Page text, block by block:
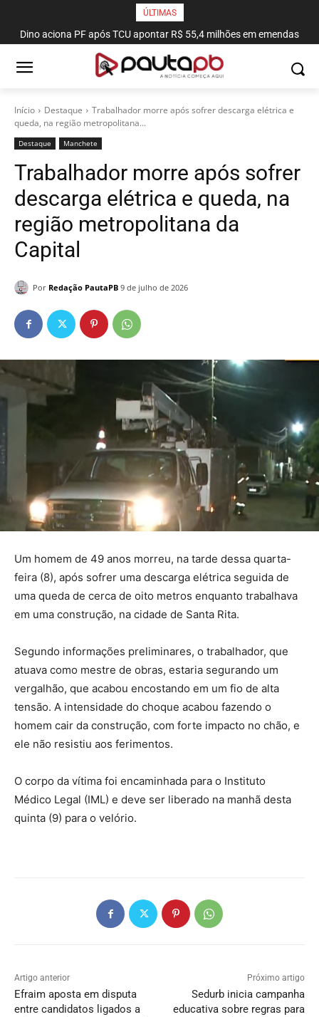
ÚLTIMAS
Dino aciona PF após TCU apontar R$ 55,4 milhões em emendas
suspeitas
MPPB obtém liminar para garantir adequação do sistema de
combate a incêndio do Espaço Cultural
Início Destaque
Trabalhador morre após sofrer descarga elétrica e
queda, na região metropolitana...
Destaque Manchete
Trabalhador morre após sofrer
descarga elétrica e queda, na
região metropolitana da
Capital
Por Redação PautaPB 9 de julho de 2026
Um homem de 49 anos morreu, na tarde dessa quarta-
feira (8), após sofrer uma descarga elétrica seguida de
uma queda de cerca de oito metros enquanto trabalhava
em uma construção, na cidade de Santa Rita.
Segundo informações preliminares, o trabalhador, que
atuava como mestre de obras, estaria segurando um
vergalhão, que acabou encostando em um fio de alta
tensão. A intensidade do choque acabou fazendo o
homem cair da construção, com forte impacto no chão, e
ele não resistiu aos ferimentos.
O corpo da vítima foi encaminhada para o Instituto
Médico Legal (IML) e deve ser liberado na manhã desta
quinta (9) para o velório.
Artigo anterior
Efraim aposta em disputa
entre candidatos ligados a
Próximo artigo
Sedurb inicia campanha
educativa sobre regras para